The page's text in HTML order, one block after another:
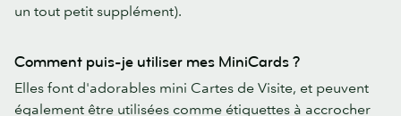
un tout petit supplément).
Comment puis-je utiliser mes MiniCards ?
Elles font d'adorables mini Cartes de Visite, et peuvent
également être utilisées comme étiquettes à accrocher